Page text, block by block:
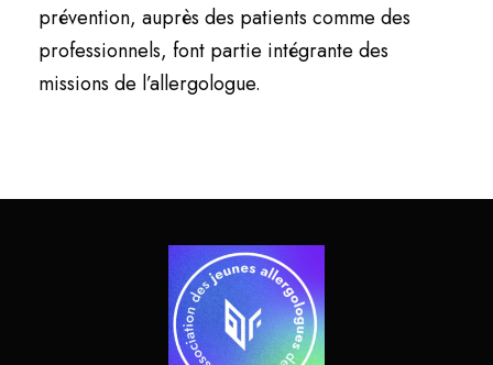
prévention, auprès des patients comme des
professionnels, font partie intégrante des
missions de l’allergologue.